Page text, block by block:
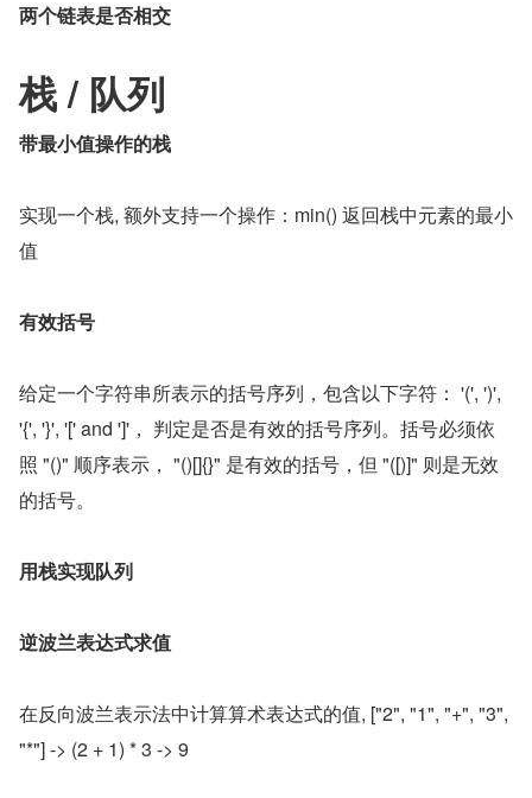
两个链表是否相交
栈 / 队列
带最小值操作的栈
实现一个栈, 额外支持一个操作：min() 返回栈中元素的最小
值
有效括号
给定一个字符串所表示的括号序列，包含以下字符： '(', ')',
'{', '}', '[' and ']'， 判定是否是有效的括号序列。括号必须依
照 "()" 顺序表示， "()[]{}" 是有效的括号，但 "([)]" 则是无效
的括号。
用栈实现队列
逆波兰表达式求值
在反向波兰表示法中计算算术表达式的值, ["2", "1", "+", "3",
"*"] -> (2 + 1) * 3 -> 9